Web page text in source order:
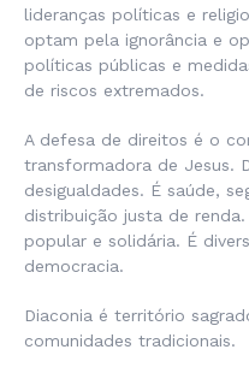
lideranças políticas e
optam pela ignorância e
políticas públicas e
de riscos extremados.
A defesa de direitos é o
transformadora de Jesus.
desigualdades. É saúde,
distribuição justa de
popular e solidária. É
democracia.
Diaconia é território
comunidades tradicionais.